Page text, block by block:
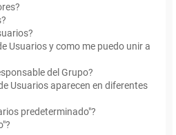
Usuarios y como me puedo unir a
del Grupo?
Usuarios aparecen en diferentes
predeterminado"?